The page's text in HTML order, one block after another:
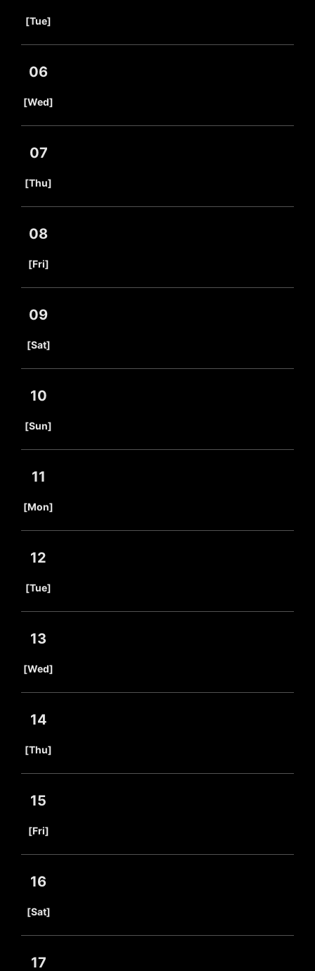
[Tue]
06
[Wed]
07
[Thu]
08
[Fri]
09
[Sat]
10
[Sun]
11
[Mon]
12
[Tue]
13
[Wed]
14
[Thu]
15
[Fri]
16
[Sat]
17